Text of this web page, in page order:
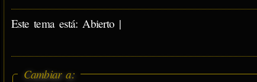
Este tema está: Abierto |
Cambiar a: